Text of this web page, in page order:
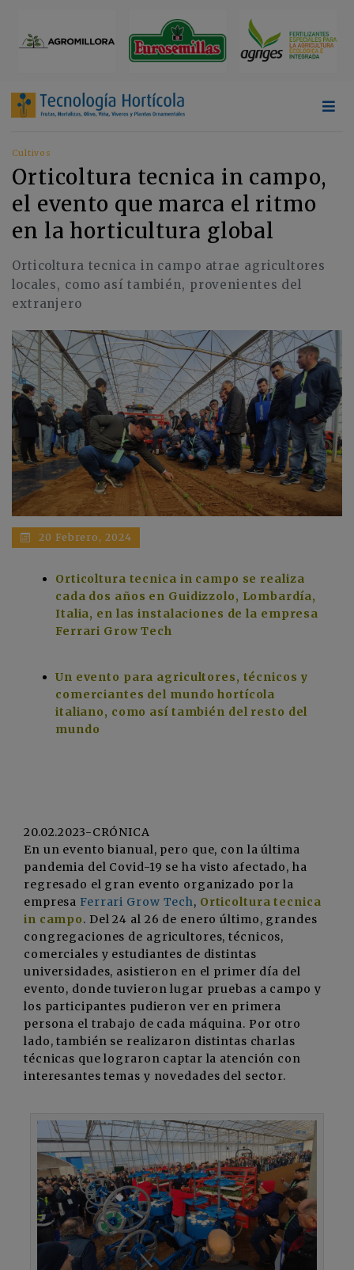
Cultivos
Orticoltura tecnica in campo,
el evento que marca el ritmo
en la horticultura global
Orticoltura tecnica in campo atrae agricultores
locales, como así también, provenientes del
extranjero
20 Febrero, 2024
Orticoltura tecnica in campo se realiza
cada dos años en Guidizzolo, Lombardía,
Italia, en las instalaciones de la empresa
Ferrari Grow Tech
Un evento para agricultores, técnicos y
comerciantes del mundo hortícola
italiano, como así también del resto del
mundo
20.02.2023-CRÓNICA
En un evento bianual, pero que, con la última
pandemia del Covid-19 se ha visto afectado, ha
regresado el gran evento organizado por la
empresa Ferrari Grow Tech, Orticoltura tecnica
in campo. Del 24 al 26 de enero último, grandes
congregaciones de agricultores, técnicos,
comerciales y estudiantes de distintas
universidades, asistieron en el primer día del
evento, donde tuvieron lugar pruebas a campo y
los participantes pudieron ver en primera
persona el trabajo de cada máquina. Por otro
lado, también se realizaron distintas charlas
técnicas que lograron captar la atención con
interesantes temas y novedades del sector.